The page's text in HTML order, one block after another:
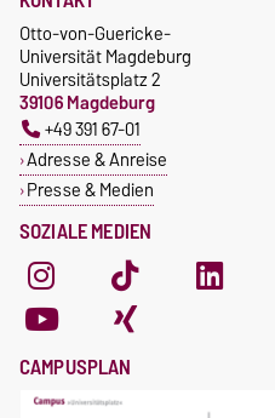
SOZIALE MEDIEN
Otto-von-Guericke-
Universität Magdeburg
Universitätsplatz 2
39106 Magdeburg
+49 391 67-01
Adresse & Anreise
Presse & Medien
CAMPUSPLAN